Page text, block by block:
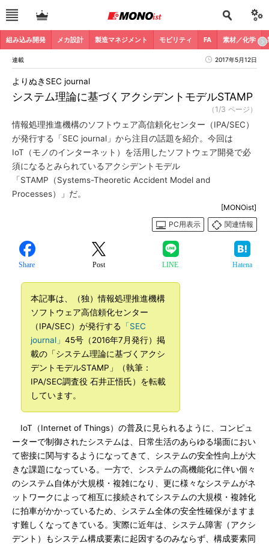
組み込み開発 メカ設計 製造マネジメント モビリティ FA 素材／化学
連載 2017年5月12日
システム理論に基づくアクシデントモデルSTAMP
よりぬきSEC journal
（1/3 ページ）
情報処理推進機構のソフトウェア高信頼化センター（IPA/SEC）
が発行する「SEC journal」から注目の話題を紹介。今回は
IoT（モノのインターネット）を活用したソフトウェア開発で必
須になるとみられているアクシデントモデル
「STAMP（Systems-Theoretic Accident Model and
Processes）」だ。
[MONOist]
PC用表示
関連情報
Share Post LINE Hatena
本記事は、（独）情報処理推進機構
ソフトウェア高信頼化センター
（IPA/SEC）が発行する 「SEC
journal」 45号（2016年7月発行）掲
載の「システム理論に基づくアクシ
デントモデルSTAMP」（執筆：
IPA/SEC調査役 石井正悟氏）を転載
しています。
IoT（Internet of Things）の普及に見られるように、コンピュ
ーターで制御されたシステムは、日常生活のあらゆる場面におい
て密接に関与するようになってきて、システムの安全性向上が大
きな課題になっている。一方で、システムの高機能化に伴い個々
のシステム自体が大規模・複雑になり、更に様々なシステムがネ
ットワークによって相互に接続されてシステムの大規模・複雑化
に拍車がかかっているため、システム全体の安全性確保がますま
す難しくなってきている。実際に近年は、システム障害（アクシ
デント）もシステム構成要素に起因するのみならず、構成要素同